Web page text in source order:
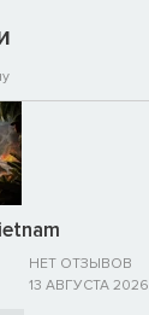
НЕТ ОТЗЫВОВ
13 АВГУСТА 2026